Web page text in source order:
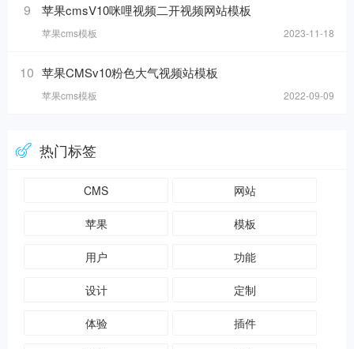
9 苹果cmsV10咪哩视频二开视频网站模板
苹果cms模板 2023-11-18
10 苹果CMSv10粉色大气视频站模板
苹果cms模板 2022-09-09
热门标签
CMS 网站
苹果 模板
用户 功能
设计 定制
体验 插件